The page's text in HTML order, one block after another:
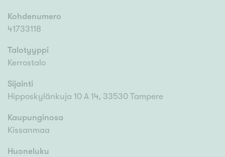
Kohdenumero
41733118
Talotyyppi
Kerrostalo
Sijainti
Hipposkylänkuja 10 A 14, 33530 Tampere
Kaupunginosa
Kissanmaa
Huoneluku